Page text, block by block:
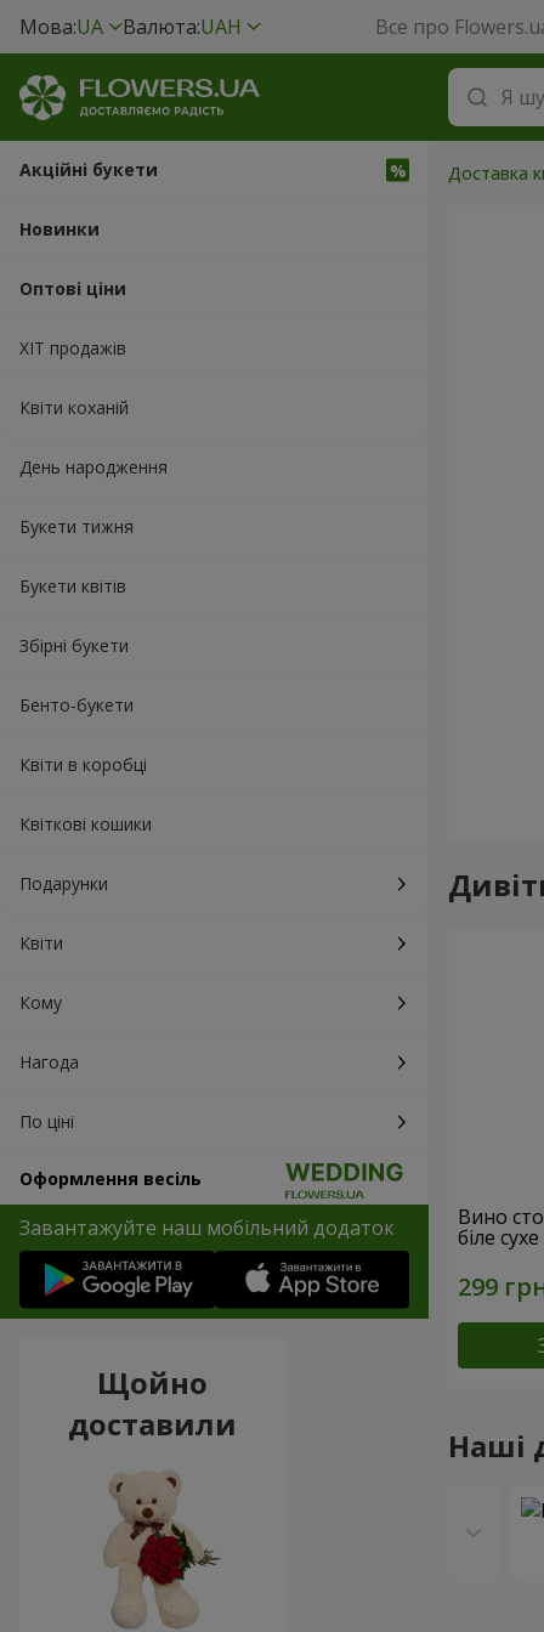
Мова:UA Валюта:UAH Все про
Акційні букети
Новинки
Оптові ціни
ХІТ продажів
Квіти коханій
День народження
Букети тижня
Букети квітів
Збірні букети
Бенто-букети
Квіти в коробці
Квіткові кошики
Подарунки
Квіти
Кому
Нагода
По ціні
Оформлення весіль
Завантажуйте наш мобільний додаток
Доставка
Вино
біле
Наші
Щойно
доставили